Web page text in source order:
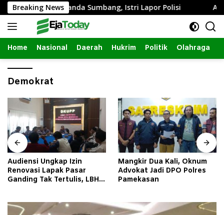
Langsung
ke
konten
Breaking News
Intim dengan Janda Sumbang, Istri Lapor Polisi
Home Nasional Daerah Hukrim Politik Olahraga
Demokrat
Audiensi Ungkap Izin
Renovasi Lapak Pasar
Ganding Tak Tertulis, LBH
Mangkir Dua Kali, Oknum
Advokat Jadi DPO Polres
Pamekasan